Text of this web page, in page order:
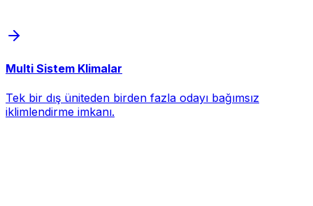
Multi Sistem Klimalar
Tek bir dış üniteden birden fazla odayı bağımsız
iklimlendirme imkanı.